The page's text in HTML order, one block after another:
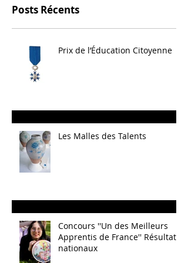
Posts Récents
Prix de l’Éducation Citoyenne
Les Malles des Talents
Concours ''Un des Meilleurs
Apprentis de France'' Résultats
nationaux